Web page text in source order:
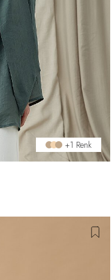
+1 Renk